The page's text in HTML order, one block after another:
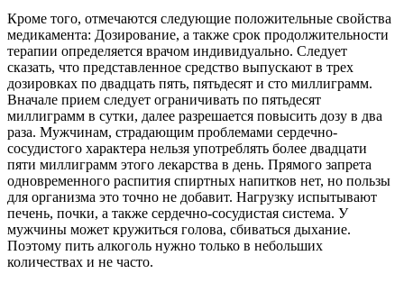
Кроме того, отмечаются следующие положительные свойства
медикамента: Дозирование, а также срок продолжительности
терапии определяется врачом индивидуально. Следует
сказать, что представленное средство выпускают в трех
дозировках по двадцать пять, пятьдесят и сто миллиграмм.
Вначале прием следует ограничивать по пятьдесят
миллиграмм в сутки, далее разрешается повысить дозу в два
раза. Мужчинам, страдающим проблемами сердечно-
сосудистого характера нельзя употреблять более двадцати
пяти миллиграмм этого лекарства в день. Прямого запрета
одновременного распития спиртных напитков нет, но пользы
для организма это точно не добавит. Нагрузку испытывают
печень, почки, а также сердечно-сосудистая система. У
мужчины может кружиться голова, сбиваться дыхание.
Поэтому пить алкоголь нужно только в небольших
количествах и не часто.